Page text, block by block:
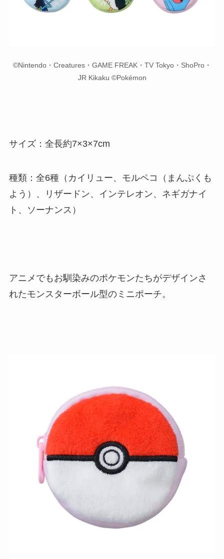
©Nintendo・Creatures・GAME FREAK・TV Tokyo・ShoPro・
JR Kikaku ©Pokémon
サイズ：全長約7×3×7cm
種類：全6種（カイリュー、モルペコ（まんぷくも
よう）、リザードン、インテレオン、ネギガナイ
ト、ソーナンス）
アニメでもお馴染みのポケモンたちがデザインさ
れたモンスターボール型のミニポーチ。